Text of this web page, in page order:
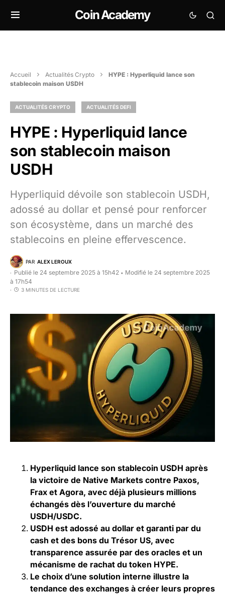
Coin Academy
Accueil Actualités Crypto
HYPE : Hyperliquid lance son
stablecoin maison USDH
ACTUALITÉS CRYPTO ACTUALITÉS DEFI
HYPE : Hyperliquid lance
son stablecoin maison
USDH
Hyperliquid dévoile son stablecoin USDH,
adossé au dollar et pensé pour renforcer
son écosystème, dans un marché des
stablecoins en pleine effervescence.
PAR ALEX LEROUX
Publié le 24 septembre 2025 à 15h42 • Modifié le 24 septembre 2025
à 17h54
3 MINUTES DE LECTURE
Hyperliquid lance son stablecoin USDH après
la victoire de Native Markets contre Paxos,
Frax et Agora, avec déjà plusieurs millions
échangés dès l’ouverture du marché
USDH/USDC.
USDH est adossé au dollar et garanti par du
cash et des bons du Trésor US, avec
transparence assurée par des oracles et un
mécanisme de rachat du token HYPE.
Le choix d’une solution interne illustre la
tendance des exchanges à créer leurs propres